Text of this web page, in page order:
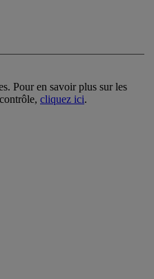
Pour en savoir plus sur les
cliquez ici.